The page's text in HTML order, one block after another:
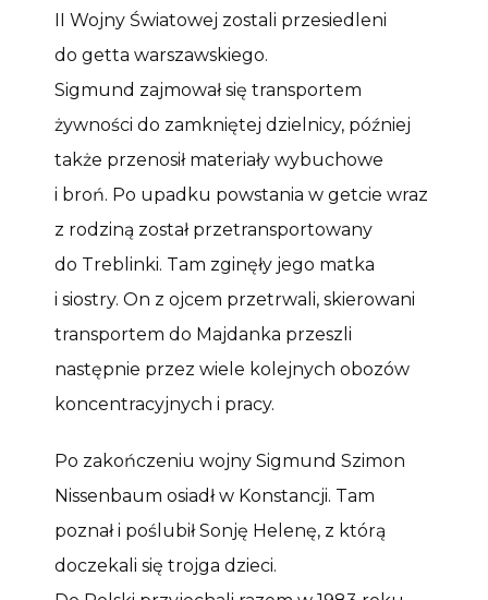
II Wojny Światowej zostali przesiedleni
do getta warszawskiego.
Sigmund zajmował się transportem
żywności do zamkniętej dzielnicy, później
także przenosił materiały wybuchowe
i broń. Po upadku powstania w getcie wraz
z rodziną został przetransportowany
do Treblinki. Tam zginęły jego matka
i siostry. On z ojcem przetrwali, skierowani
transportem do Majdanka przeszli
następnie przez wiele kolejnych obozów
koncentracyjnych i pracy.
Po zakończeniu wojny Sigmund Szimon
Nissenbaum osiadł w Konstancji. Tam
poznał i poślubił Sonję Helenę, z którą
doczekali się trojga dzieci.